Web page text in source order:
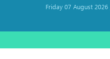
Friday 07 August 2026 ,